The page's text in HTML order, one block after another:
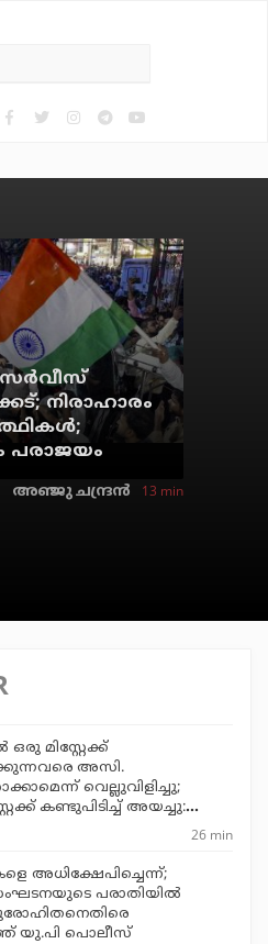
നിരാഹാരം
പരാജയം
അഞ്ജു ചന്ദ്രന്‍ 13 min
ഒരു മിസ്റ്റേക്ക്
അസി.
വെല്ലുവിളിച്ചു;
കണ്ടുപിടിച്ച് അയച്ചു:
26 min
അധിക്ഷേപിച്ചെന്ന്;
പരാതിയില്‍
യു.പി പൊലീസ്